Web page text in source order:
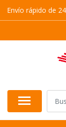
Envío rápido de